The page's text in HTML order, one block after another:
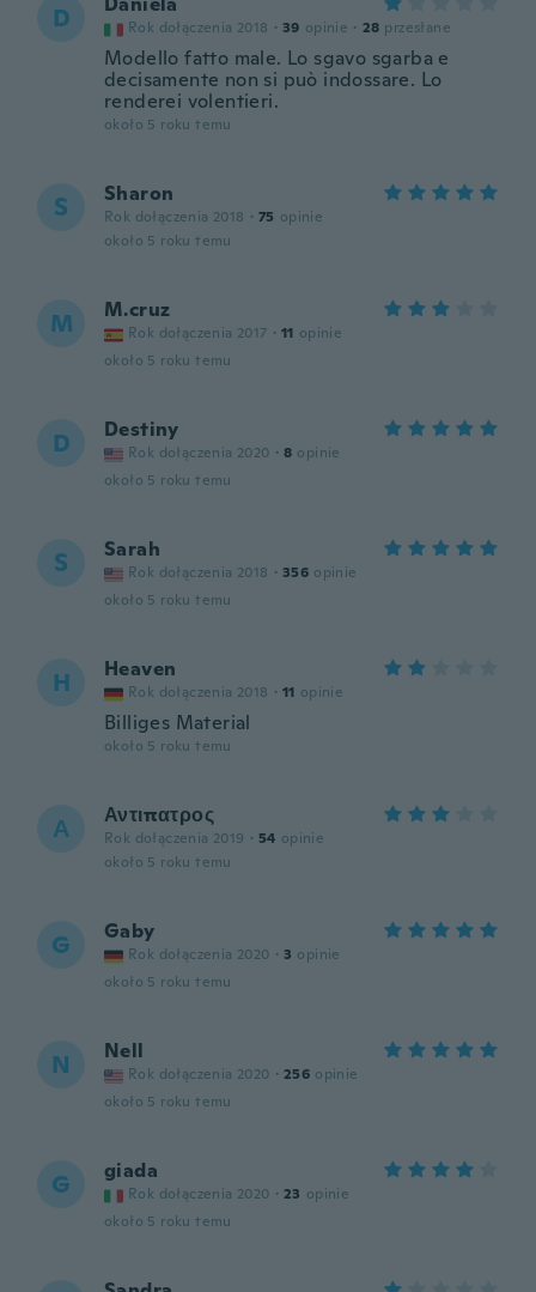
D Rok dołączenia 2018 · 39 opinie · 28 przesłane
Modello fatto male. Lo sgavo sgarba e
decisamente non si può indossare. Lo
renderei volentieri.
około 5 roku temu
S Sharon
Rok dołączenia 2018 · 75 opinie
około 5 roku temu
M M.cruz
Rok dołączenia 2017 · 11 opinie
około 5 roku temu
D Destiny
Rok dołączenia 2020 · 8 opinie
około 5 roku temu
S Sarah
Rok dołączenia 2018 · 356 opinie
około 5 roku temu
H Heaven
Rok dołączenia 2018 · 11 opinie
Billiges Material
około 5 roku temu
Α Αντιπατρος
Rok dołączenia 2019 · 54 opinie
około 5 roku temu
G Gaby
Rok dołączenia 2020 · 3 opinie
około 5 roku temu
N Nell
Rok dołączenia 2020 · 256 opinie
około 5 roku temu
G giada
Rok dołączenia 2020 · 23 opinie
około 5 roku temu